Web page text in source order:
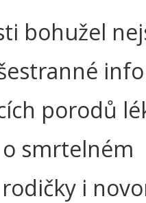
bohužel
porodů
smrtelném
i